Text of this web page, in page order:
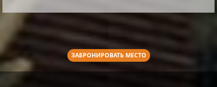
ЗАБРОНИРОВАТЬ МЕСТО